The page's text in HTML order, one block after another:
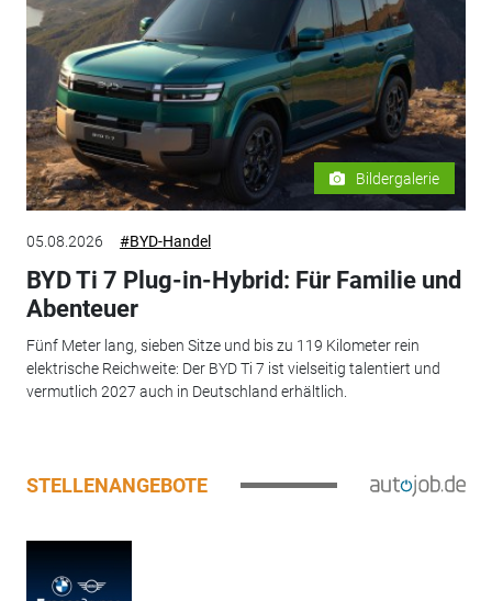
Bildergalerie
05.08.2026 #BYD-Handel
BYD Ti 7 Plug-in-Hybrid: Für Familie und
Abenteuer
Fünf Meter lang, sieben Sitze und bis zu 119 Kilometer rein
elektrische Reichweite: Der BYD Ti 7 ist vielseitig talentiert und
vermutlich 2027 auch in Deutschland erhältlich.
STELLENANGEBOTE